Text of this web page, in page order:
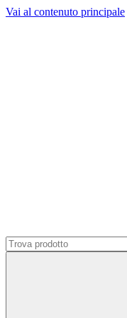
Vai al contenuto principale